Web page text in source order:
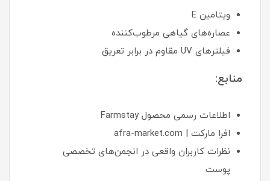
ویتامین E
عصاره‌های گیاهی مرطوب‌کننده
فیلترهای UV مقاوم در برابر تعریق
منابع:
اطلاعات رسمی محصول Farmstay
افرا مارکت | afra-market.com
نظرات کاربران واقعی در انجمن‌های تخصصی
پوست